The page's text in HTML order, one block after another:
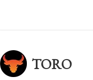
TORO